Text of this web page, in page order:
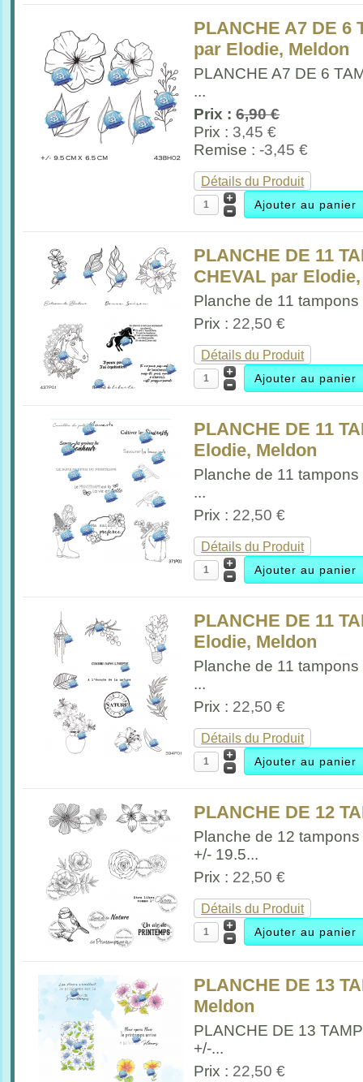
PLANCHE A7 DE 6
par Elodie, Meldon
PLANCHE A7 DE 6
...
Prix :6,90 €
Prix : 3,45 €
Remise :-3,45 €
Détails du Produit
PLANCHE DE 11
CHEVAL par
Planche de 11 tampons
Prix : 22,50 €
Détails du Produit
PLANCHE DE 11
Elodie, Meldon
Planche de 11
...
Prix : 22,50 €
Détails du Produit
PLANCHE DE 11
Elodie, Meldon
Planche de 11
...
Prix : 22,50 €
Détails du Produit
PLANCHE DE 12
Planche de 12 tampons
+/- 19.5...
Prix : 22,50 €
Détails du Produit
PLANCHE DE 13
Meldon
PLANCHE DE 13
+/-...
Prix : 22,50 €